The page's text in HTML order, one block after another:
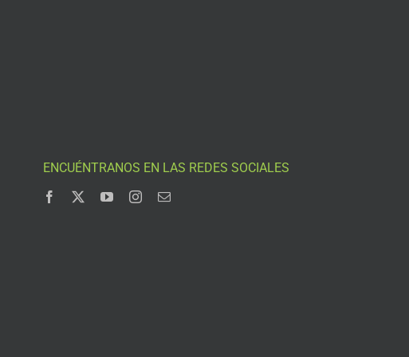
ENCUÉNTRANOS EN LAS REDES SOCIALES